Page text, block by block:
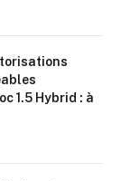
1.5 Hybrid : à